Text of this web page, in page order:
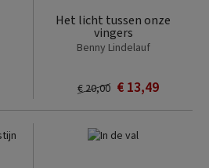
Het licht tussen onze
vingers
Benny Lindelauf
€ 13,49
€ 20,00